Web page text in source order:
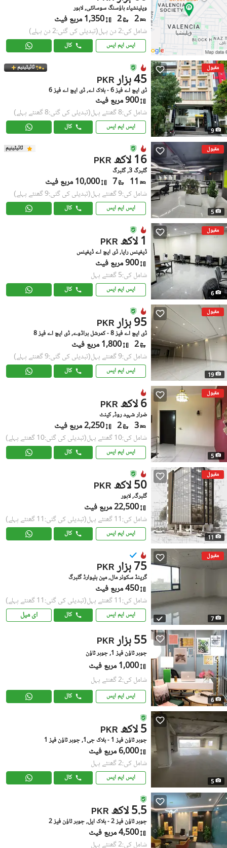
ویلینشیاء ہاؤسنگ سوسائٹی, لاہور
2
2 1,350 مربع فیٹ
شامل کی:2 دن پہل (تبدیلی کی گئی:2 دن پہلے)
ایس ایم ایس کال
مقبول
9
ٹائیٹینیم
PKR 45 ہزار
ڈی ایچ اے فیز 6 - بلاک اے, ڈی ایچ اے فیز 6
900 مربع فیٹ
شامل کی:8 گھنٹے پہل (تبدیلی کی گئی:8 گھنٹے پہلے)
ایس ایم ایس کال
مقبول
5
ٹائیٹینیم
PKR 16 لاکھ
گلبرگ 3, گلبرگ
11
7 10,000 مربع فیٹ
شامل کی:9 گھنٹے پہل (تبدیلی کی گئی:9 گھنٹے پہلے)
ایس ایم ایس کال
مقبول
6
PKR 1 لاکھ
ڈیفینس رایا, ڈی ایچ اے ڈیفینس
900 مربع فیٹ
شامل کی:5 گھنٹے پہل
ایس ایم ایس کال
مقبول
19
PKR 95 ہزار
ڈی ایچ اے فیز 8 - کمرشل براڈوے, ڈی ایچ اے فیز 8
2 1,800 مربع فیٹ
شامل کی:9 گھنٹے پہل (تبدیلی کی گئی:9 گھنٹے پہلے)
ایس ایم ایس کال
مقبول
5
PKR 6 لاکھ
ضرار شہید روڈ, کینٹ
3
2 2,250 مربع فیٹ
شامل کی:10 گھنٹے پہل (تبدیلی کی گئی:10 گھنٹے پہلے)
ایس ایم ایس کال
مقبول
11
PKR 50 لاکھ
گلبرگ, لاہور
22,500 مربع فیٹ
شامل کی:11 گھنٹے پہل (تبدیلی کی گئی:11 گھنٹے پہلے)
ایس ایم ایس کال
مقبول
7
PKR 75 ہزار
گرینڈ سکوئر مال, مین بلیوارڈ گلبرگ
450 مربع فیٹ
شامل کی:11 گھنٹے پہل (تبدیلی کی گئی:11 گھنٹے پہلے)
ایس ایم ایس کال ای میل
6
PKR 55 ہزار
جوہر ٹاؤن فیز 1, جوہر ٹاؤن
1,000 مربع فیٹ
شامل کی:2 گھنٹے پہل
ایس ایم ایس کال
5
PKR 5 لاکھ
جوہر ٹاؤن فیز 1 - بلاک جی1, جوہر ٹاؤن فیز 1
6,000 مربع فیٹ
شامل کی:2 گھنٹے پہل
ایس ایم ایس کال
PKR 5.5 لاکھ
جوہر ٹاؤن فیز 2 - بلاک ایل, جوہر ٹاؤن فیز 2
4,500 مربع فیٹ
شامل کی:2 گھنٹے پہل